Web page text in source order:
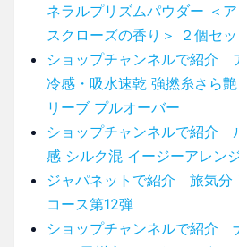
ネラルプリズムパウダー ＜
スクローズの香り＞ ２個セッ
ショップチャンネルで紹介
冷感・吸水速乾 強撚糸さら
リーブ プルオーバー
ショップチャンネルで紹介
感 シルク混 イージーアレン
ジャパネットで紹介 旅気分
コース第12弾
ショップチャンネルで紹介